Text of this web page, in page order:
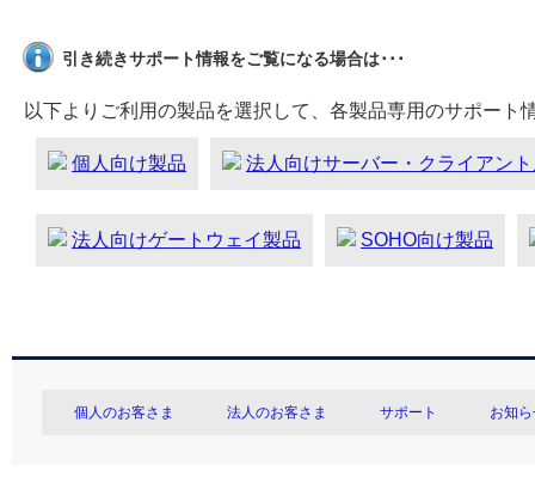
引き続きサポート情報をご覧になる場合は･･･
以下よりご利用の製品を選択して、各製品専用のサポート
個人向け製品 法人向けサーバー・クライアン
法人向けゲートウェイ製品 SOHO向け製品
個人のお客さま 法人のお客さま サポート お知